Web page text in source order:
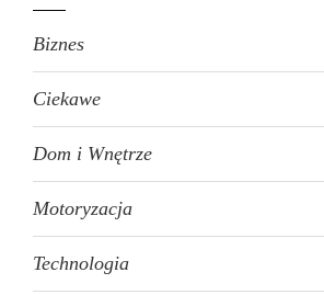
Biznes
Ciekawe
Dom i Wnętrze
Motoryzacja
Technologia